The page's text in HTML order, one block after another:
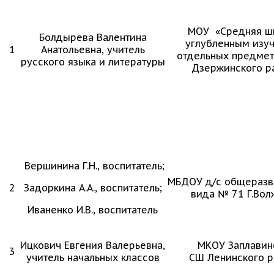
1
Болдырева Валентина
Анатольевна, учитель
русского языка и литературы
МОУ «Средняя
углубленным
отдельных
Дзержинского
2
Вершинина Г.Н., воспитатель;
Задоркина А.А., воспитатель;
Иваненко И.В., воспитатель
МБДОУ д/с
вида № 71
3 Ицкович Евгения Валерьевна,
учитель начальных классов
МКОУ
СШ Ленинского